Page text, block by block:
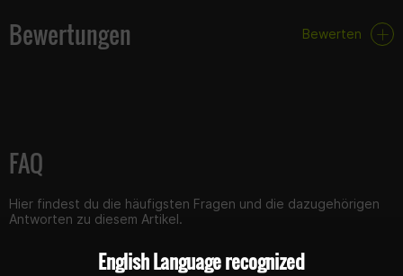
Bewertungen Bewerten
FAQ
Hier findest du die häufigsten Fragen und die dazugehörigen
Antworten zu diesem Artikel.
English Language recognized